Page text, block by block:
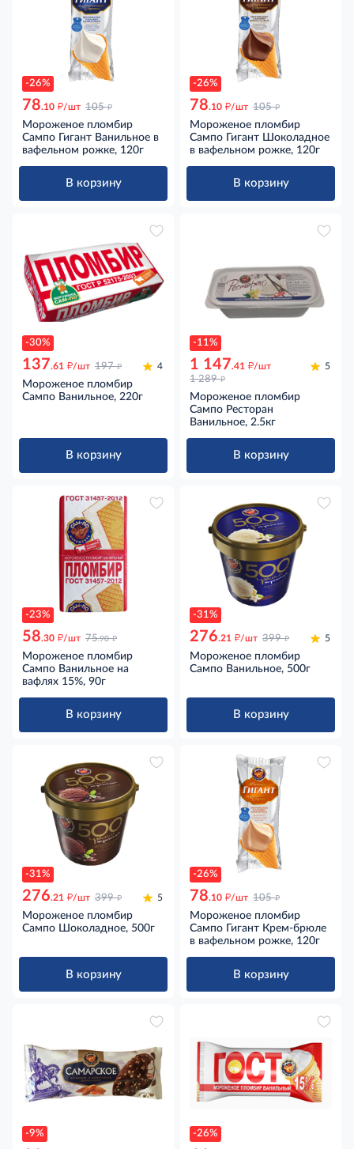
-26%
78.10 д/шт 105 д
Мороженое пломбир
Сампо Гигант Ванильное в
вафельном рожке, 120г
В корзину
-26%
78.10 д/шт 105 д
Мороженое пломбир
Сампо Гигант Шоколадное
в вафельном рожке, 120г
В корзину
-30%
137.61 д/шт 197 д 4
Мороженое пломбир
Сампо Ванильное, 220г
В корзину
-11%
1 147.41 д/шт
1 289 д
5
Мороженое пломбир
Сампо Ресторан
Ванильное, 2.5кг
В корзину
-23%
58.30 д/шт 75.90 д
Мороженое пломбир
Сампо Ванильное на
вафлях 15%, 90г
В корзину
-31%
276.21 д/шт 399 д 5
Мороженое пломбир
Сампо Ванильное, 500г
В корзину
-31%
276.21 д/шт 399 д 5
Мороженое пломбир
Сампо Шоколадное, 500г
В корзину
-26%
78.10 д/шт 105 д
Мороженое пломбир
Сампо Гигант Крем-брюле
в вафельном рожке, 120г
В корзину
-9% -26%